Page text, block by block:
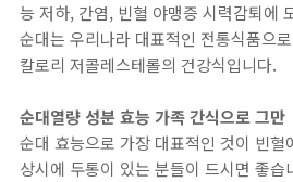
능 저하, 간염, 빈혈 야맹증 시력감퇴에
순대는 우리나라 대표적인 전통식품으
칼로리 저콜레스테롤의 건강식입니다.
순대열량 성분 효능 가족 간식으로 그만
순대 효능으로 가장 대표적인 것이 빈혈
상시에 두통이 있는 분들이 드시면 좋습